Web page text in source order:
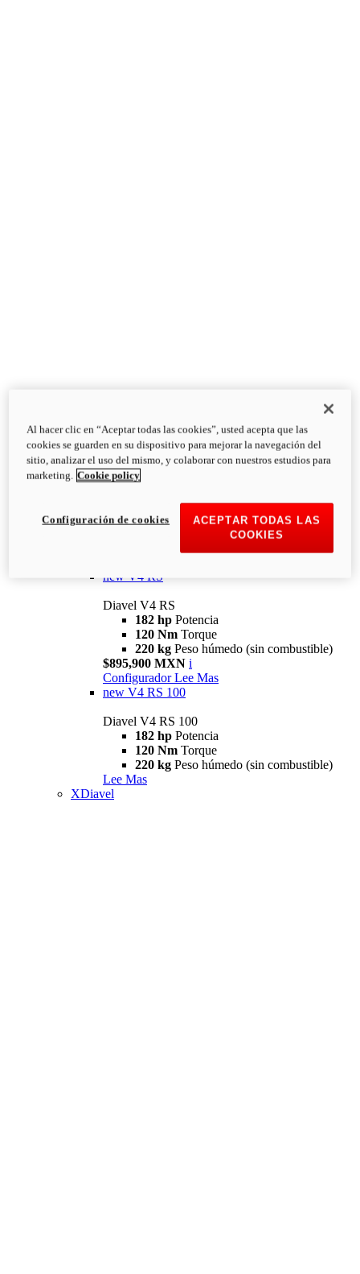
Diavel
V4
Diavel V4
126 NmTorque
223 kg
PESO HÚMEDO SIN
new V4 RS
Diavel V4 RS
182 hp Potencia
120 Nm Torque
220 kg Peso húmedo (sin combustible)
$895,900 MXN i
Configurador Lee Mas
new V4 RS 100
Diavel V4 RS 100
182 hp Potencia
120 Nm Torque
220 kg Peso húmedo (sin combustible)
Lee Mas
XDiavel
Al hacer clic en “Aceptar todas las cookies”, usted acepta que las
cookies se guarden en su dispositivo para mejorar la navegación del
sitio, analizar el uso del mismo, y colaborar con nuestros estudios para
marketing. Cookie policy
ACEPTAR TODAS LAS
COOKIES
Configuración de cookies